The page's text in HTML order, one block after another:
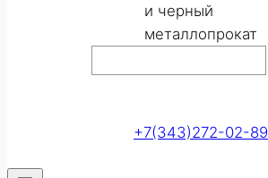
и черный
металлопрокат
+7(343)272-02-89